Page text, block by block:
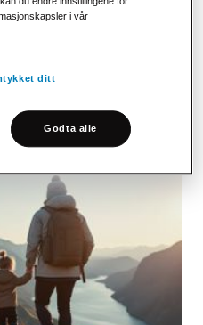
betaling enkelt
sin konto til konto
for kunder å betale
i vår
ditt
Godta alle